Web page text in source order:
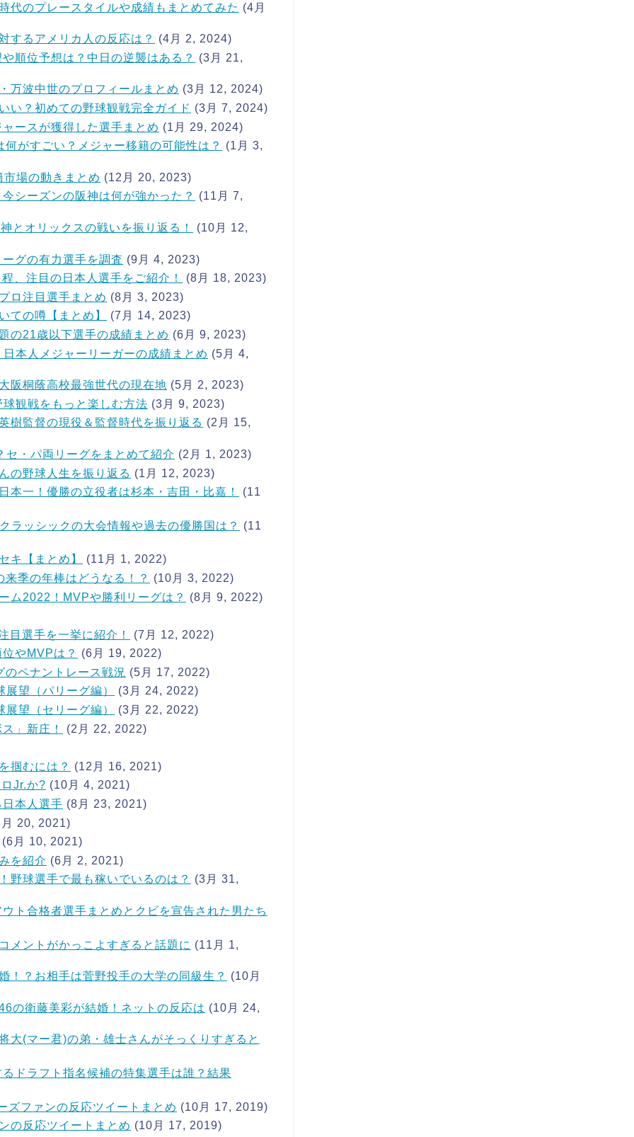
代のプレースタイルや成績もまとめてみた (4月
するアメリカ人の反応は？
(4月 2, 2024)
順位予想は？中日の逆襲はある？
(3月 21,
万波中世のプロフィールまとめ (3月 12, 2024)
い？初めての野球観戦完全ガイド (3月 7, 2024)
ースが獲得した選手まとめ (1月 29, 2024)
がすごい？メジャー移籍の可能性は？
(1月 3,
場の動きまとめ (12月 20, 2023)
シーズンの阪神は何が強かった？
(11月 7,
とオリックスの戦いを振り返る！ (10月 12,
グの有力選手を調査 (9月 4, 2023)
、注目の日本人選手をご紹介！
(8月 18, 2023)
ロ注目選手まとめ (8月 3, 2023)
ての噂【まとめ】
(7月 14, 2023)
の21歳以下選手の成績まとめ (6月 9, 2023)
本人メジャーリーガーの成績まとめ (5月 4,
阪桐蔭高校最強世代の現在地 (5月 2, 2023)
観戦をもっと楽しむ方法 (3月 9, 2023)
樹監督の現役＆監督時代を振り返る (2月 15,
・パ両リーグをまとめて紹介 (2月 1, 2023)
の野球人生を振り返る (1月 12, 2023)
本一！優勝の立役者は杉本・吉田・比嘉！
(11
ラッシックの大会情報や過去の優勝国は？ (11
キ【まとめ】
(11月 1, 2022)
季の年棒はどうなる！？
(10月 3, 2022)
ム2022！MVPや勝利リーグは？
(8月 9, 2022)
目選手を一挙に紹介！
(7月 12, 2022)
やMVPは？
(6月 19, 2022)
ペナントレース戦況 (5月 17, 2022)
望（パリーグ編）
(3月 24, 2022)
望（セリーグ編）
(3月 22, 2022)
」新庄！
(2月 22, 2022)
掴むには？
(12月 16, 2021)
Jr.か? (10月 4, 2021)
本人選手 (8月 23, 2021)
20, 2021)
(6月 10, 2021)
を紹介 (6月 2, 2021)
野球選手で最も稼いでいるのは？
(3月 31,
ト合格者選手まとめとクビを宣告された男たち
メントがかっこよすぎると話題に (11月 1,
？お相手は菅野投手の大学の同級生？ (10月
の衛藤美彩が結婚！ネットの反応は (10月 24,
(マー君)の弟・雄士さんがそっくりすぎると
ドラフト指名候補の特集選手は誰？結果
ズファンの反応ツイートまとめ (10月 17, 2019)
の反応ツイートまとめ (10月 17, 2019)